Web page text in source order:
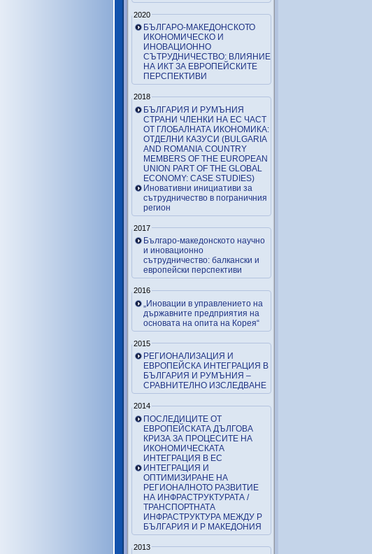
2020
БЪЛГАРО-МАКЕДОНСКОТО
ИКОНОМИЧЕСКО И
ИНОВАЦИОННО
СЪТРУДНИЧЕСТВО: ВЛИЯНИЕ
НА ИКТ ЗА ЕВРОПЕЙСКИТЕ
ПЕРСПЕКТИВИ
2018
БЪЛГАРИЯ И РУМЪНИЯ
СТРАНИ ЧЛЕНКИ НА ЕС ЧАСТ
ОТ ГЛОБАЛНАТА ИКОНОМИКА:
ОТДЕЛНИ КАЗУСИ (BULGARIA
AND ROMANIA COUNTRY
MEMBERS OF THE EUROPEAN
UNION PART OF THE GLOBAL
ECONOMY: CASE STUDIES)
Иновативни инициативи за
сътрудничество в пограничния
регион
2017
Българо-македонското научно
и иновационно
сътрудничество: балкански и
европейски перспективи
2016
„Иновации в управлението на
държавните предприятия на
основата на опита на Корея“
2015
РЕГИОНАЛИЗАЦИЯ И
ЕВРОПЕЙСКА ИНТЕГРАЦИЯ В
БЪЛГАРИЯ И РУМЪНИЯ –
СРАВНИТЕЛНО ИЗСЛЕДВАНЕ
2014
ПОСЛЕДИЦИТЕ ОТ
ЕВРОПЕЙСКАТА ДЪЛГОВА
КРИЗА ЗА ПРОЦЕСИТЕ НА
ИКОНОМИЧЕСКАТА
ИНТЕГРАЦИЯ В ЕС
ИНТЕГРАЦИЯ И
ОПТИМИЗИРАНЕ НА
РЕГИОНАЛНОТО РАЗВИТИЕ
НА ИНФРАСТРУКТУРАТА /
ТРАНСПОРТНАТА
ИНФРАСТРУКТУРА МЕЖДУ Р
БЪЛГАРИЯ И Р МАКЕДОНИЯ
2013